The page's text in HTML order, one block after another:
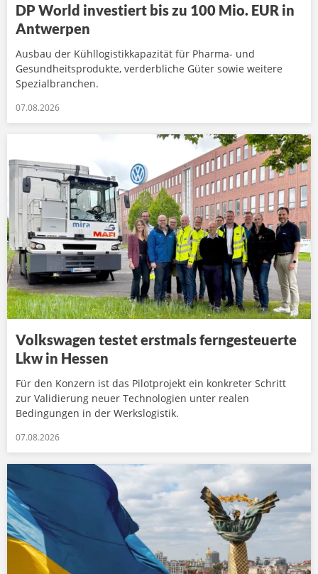
DP World investiert bis zu 100 Mio. EUR in
Antwerpen
Ausbau der Kühllogistikkapazität für Pharma- und
Gesundheitsprodukte, verderbliche Güter sowie weitere
Spezialbranchen.
07.08.2026
Volkswagen testet erstmals ferngesteuerte
Lkw in Hessen
Für den Konzern ist das Pilotprojekt ein konkreter Schritt
zur Validierung neuer Technologien unter realen
Bedingungen in der Werkslogistik.
07.08.2026